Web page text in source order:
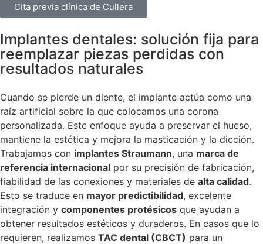
Cita previa clínica de Cullera
Implantes dentales: solución fija para
reemplazar piezas perdidas con
resultados naturales
Cuando se pierde un diente, el implante actúa como una
raíz artificial sobre la que colocamos una corona
personalizada. Este enfoque ayuda a preservar el hueso,
mantiene la estética y mejora la masticación y la dicción.
Trabajamos con implantes Straumann, una marca de
referencia internacional por su precisión de fabricación,
fiabilidad de las conexiones y materiales de alta calidad.
Esto se traduce en mayor predictibilidad, excelente
integración y componentes protésicos que ayudan a
obtener resultados estéticos y duraderos. En casos que lo
requieren, realizamos TAC dental (CBCT) para un